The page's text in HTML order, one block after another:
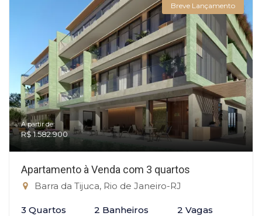
Breve Lançamento
A partir de:
R$ 1.582.900
Apartamento à Venda com 3 quartos
Barra da Tijuca, Rio de Janeiro-RJ
3 Quartos 2 Banheiros 2 Vagas